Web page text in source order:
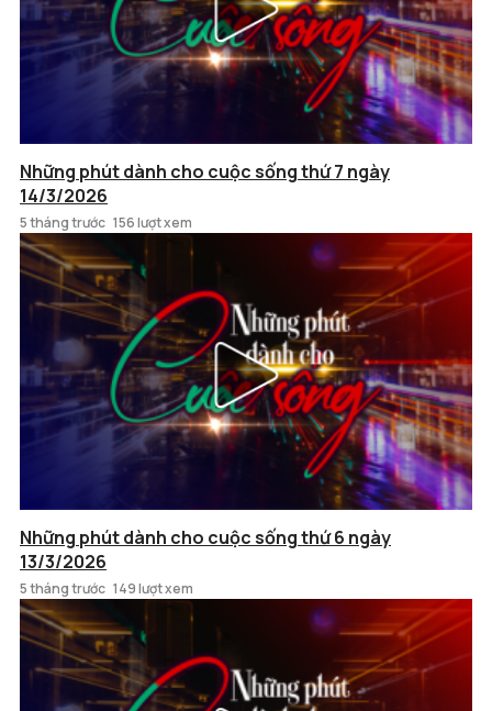
Những phút dành cho cuộc sống thứ 7 ngày
14/3/2026
5 tháng trước 156 lượt xem
Những phút dành cho cuộc sống thứ 6 ngày
13/3/2026
5 tháng trước 149 lượt xem